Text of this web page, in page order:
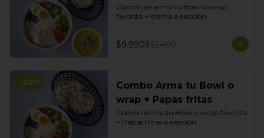
Combo de arma tu Bowl o wrap
favorito + crema a elección
$9.990$12.490
-20%
Combo Arma tu Bowl o
wrap + Papas fritas
Combo Arma tu Bowl o wrap favorito
+ Papas fritas a elección